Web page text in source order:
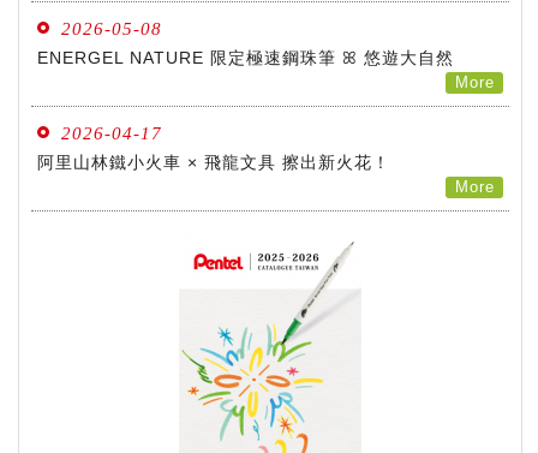
2026-05-08
ENERGEL NATURE 限定極速鋼珠筆 ꕤ 悠遊大自然
More
2026-04-17
阿里山林鐵小火車 × 飛龍文具 擦出新火花！
More